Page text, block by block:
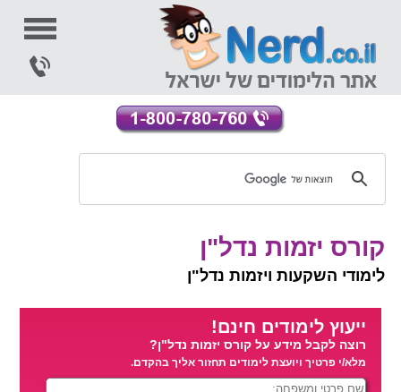
קורס יזמות נדל"ן
לימודי השקעות ויזמות נדל"ן
ייעוץ לימודים חינם!
רוצה לקבל מידע על קורס יזמות נדל"ן?
מלא/י פרטיך ויועצת לימודים תחזור אליך בהקדם.